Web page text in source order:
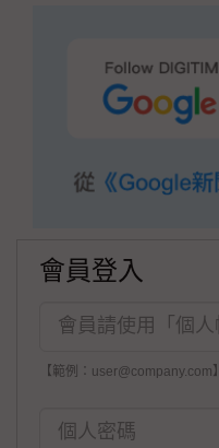
會員登入
【範例：user@company.com】